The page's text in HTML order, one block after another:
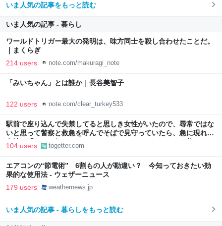
いま人気の記事をもっと読む
いま人気の記事 - 暮らし
ワールドトリガー最大の発明は、味方同士を殺し合わせたことだ。
｜まくらぎ
214 users note.com/makuragi_note
「みいちゃん」とは誰か｜長谷美智子
122 users note.com/clear_turkey533
駅前で座り込んで失禁してると思しき女性がいたので、尋常ではな
いと思って警察と救急を呼んでそばで見守っていたら、急に現れた
女性に「あなた何してるんですか！？」とスマホをはたき落とされ
104 users togetter.com
エアコンの“節電術” 6割もの人が勘違い？ 今知っておきたい効
果的な使用法 - ウェザーニュース
179 users weathernews.jp
いま人気の記事 - 暮らしをもっと読む